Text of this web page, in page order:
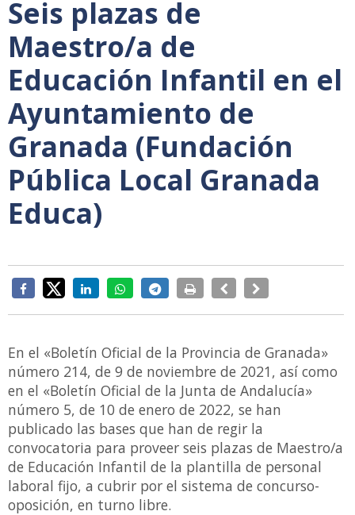
Seis plazas de
Maestro/a de
Educación Infantil en el
Ayuntamiento de
Granada (Fundación
Pública Local Granada
Educa)
En el «Boletín Oficial de la Provincia de Granada»
número 214, de 9 de noviembre de 2021, así como
en el «Boletín Oficial de la Junta de Andalucía»
número 5, de 10 de enero de 2022, se han
publicado las bases que han de regir la
convocatoria para proveer seis plazas de Maestro/a
de Educación Infantil de la plantilla de personal
laboral fijo, a cubrir por el sistema de concurso-
oposición, en turno libre.